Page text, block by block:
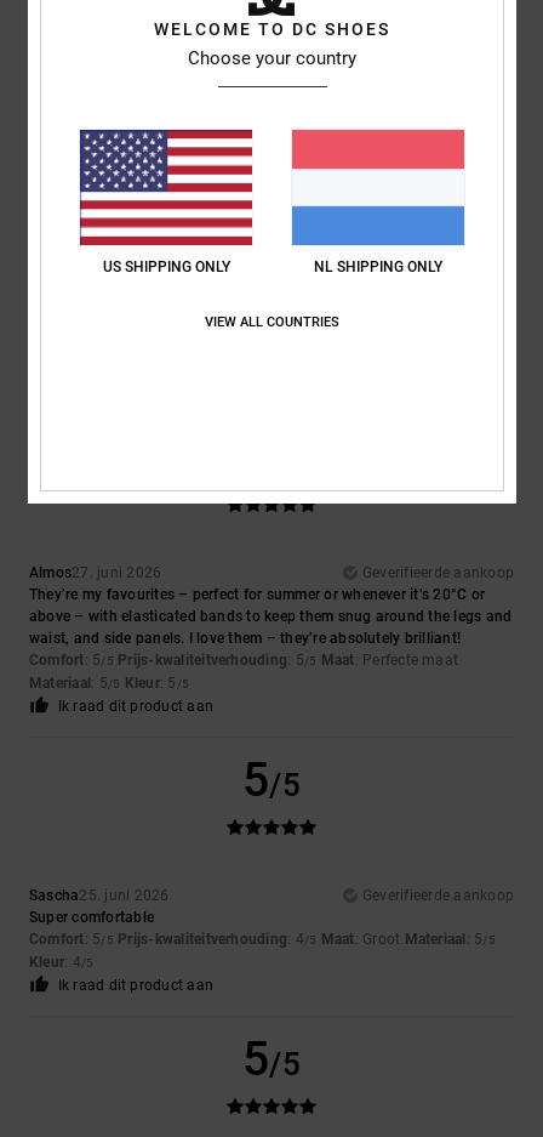
gebaseerd op3 geverifieerde beoordelingen sinds april 2026
5.0
4.7
Maat
Te klein Te groot
Materiaal
4.7
Almos27. juni 2026
Geverifieerde aankoop
They’re my favourites – perfect for summer or whenever it’s 20°C or
above – with elasticated bands to keep them snug around the legs and
waist, and side panels. I love them – they’re absolutely brilliant!
Comfort: 5/5 Prijs-kwaliteitverhouding: 5/5 Maat: Perfecte maat
Materiaal : 5/5 Kleur: 5 /5
Ik raad dit product aan
5/5
Sascha25. juni 2026
Geverifieerde aankoop
Super comfortable
Comfort: 5/5 Prijs-kwaliteitverhouding: 4/5 Maat: Groot Materiaal : 5/5
Kleur: 4/5
Ik raad dit product aan
5/5
WELCOME TO DC SHOES
Choose your country
US SHIPPING ONLY NL SHIPPING ONLY
VIEW ALL COUNTRIES